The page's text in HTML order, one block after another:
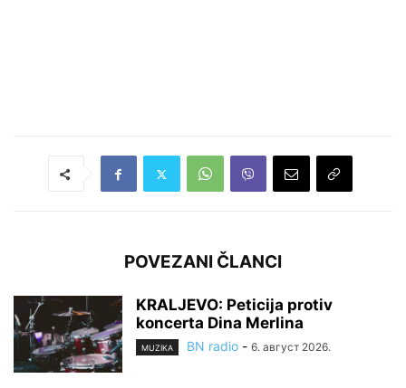
POVEZANI ČLANCI
KRALJEVO: Peticija protiv
koncerta Dina Merlina
MUZIKA BN radio - 6. август 2026.